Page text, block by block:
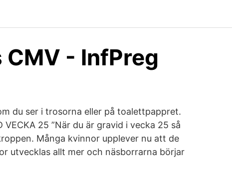
- InfPreg
du ser i trosorna eller på toalettpappret.
25 ”När du är gravid i vecka 25 så
Många kvinnor upplever nu att de
utvecklas allt mer och näsborrarna börjar